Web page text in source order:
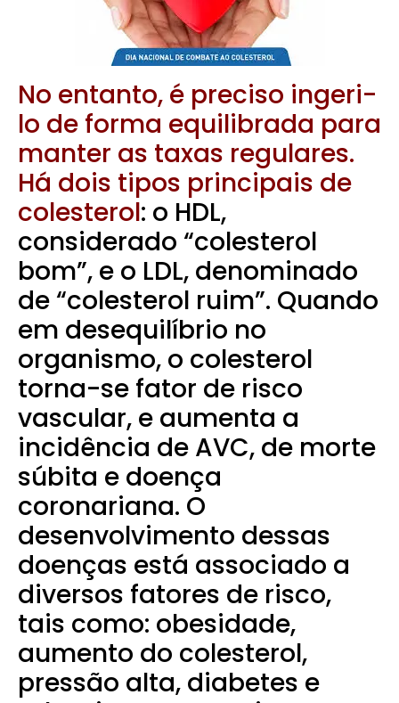
No entanto, é preciso ingeri-
lo de forma equilibrada para
manter as taxas regulares.
Há dois tipos principais de
colesterol: o HDL,
considerado “colesterol
bom”, e o LDL, denominado
de “colesterol ruim”. Quando
em desequilíbrio no
organismo, o colesterol
torna-se fator de risco
vascular, e aumenta a
incidência de AVC, de morte
súbita e doença
coronariana. O
desenvolvimento dessas
doenças está associado a
diversos fatores de risco,
tais como: obesidade,
aumento do colesterol,
pressão alta, diabetes e